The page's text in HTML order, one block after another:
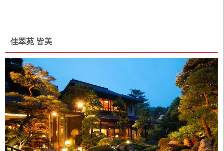
佳翠苑 皆美